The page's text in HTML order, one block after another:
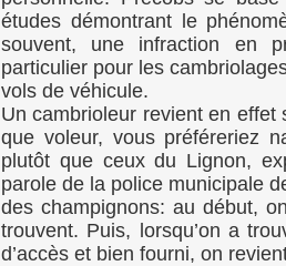
études démontrant le
souvent, une infraction en
particulier pour les
vols de véhicule.
Un cambrioleur revient en
que voleur, vous préféreriez
plutôt que ceux du Lignon,
parole de la police municipale
des champignons: au début,
trouvent. Puis, lorsqu’on a
d’accès et bien fourni, on